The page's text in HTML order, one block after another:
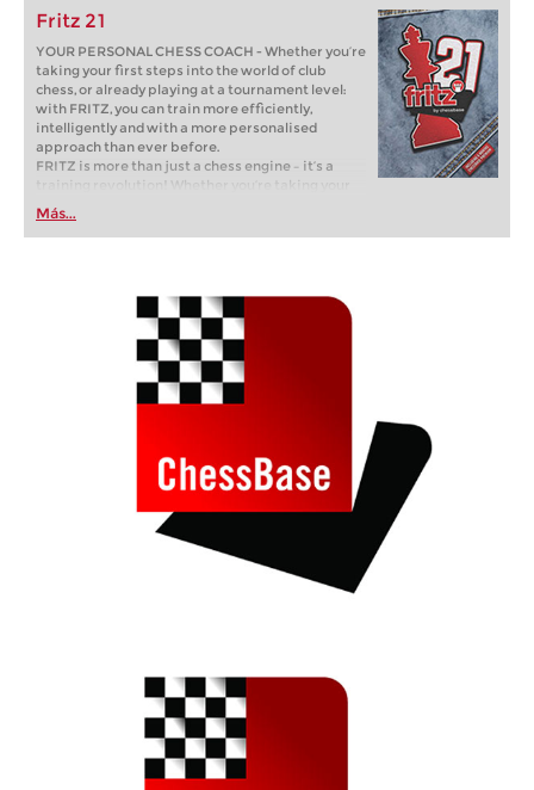
Fritz 21
YOUR PERSONAL CHESS COACH - Whether you’re
taking your first steps into the world of club
chess, or already playing at a tournament level:
with FRITZ, you can train more efficiently,
intelligently and with a more personalised
approach than ever before.
FRITZ is more than just a chess engine – it’s a
training revolution! Whether you’re taking your
first steps into the world of club chess, or already
playing at a tournament level: with FRITZ, you can
train more efficiently, intelligently and with a
Más...